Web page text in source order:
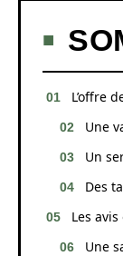
L’offre
Une
Un
Des
Les
Une